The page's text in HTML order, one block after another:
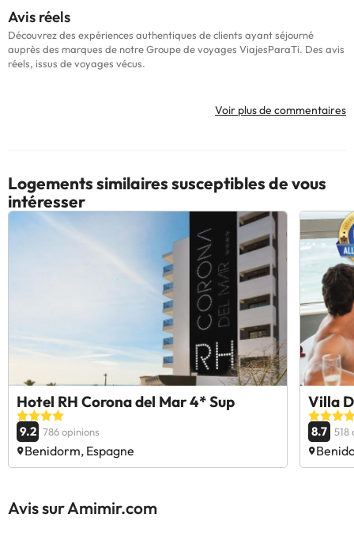
Avis réels
Découvrez des expériences authentiques de clients ayant séjourné
auprès des marques de notre Groupe de voyages ViajesParaTi. Des avis
réels, issus de voyages vécus.
Voir plus de commentaires
Logements similaires susceptibles de vous
intéresser
Hotel RH Corona del Mar 4* Sup
9.2 786 opinions
Benidorm, Espagne
Villa
8.7 518
Avis sur Amimir.com